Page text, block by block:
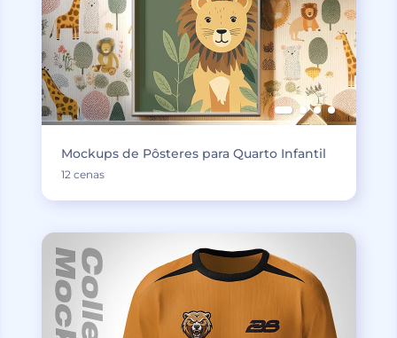
Mockups de Pôsteres para Quarto Infantil
12 cenas